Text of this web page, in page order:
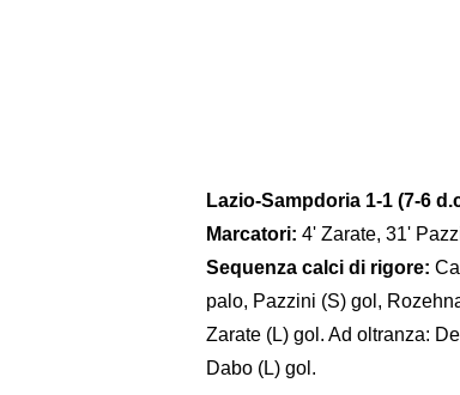
Lazio-Sampdoria 1-1 (7-6
Marcatori: 4' Zarate, 31'
Sequenza calci di rigore:
palo, Pazzini (S) gol,
Zarate (L) gol. Ad oltranza:
Dabo (L) gol.